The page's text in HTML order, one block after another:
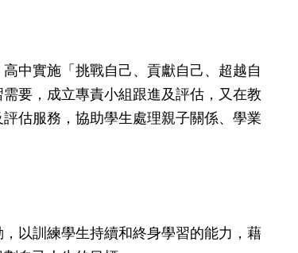
中實施「挑戰自己、貢獻自己、超越自
要，成立專責小組跟進及評估，又在教
估服務，協助學生處理親子關係、學業
以訓練學生持續和終身學習的能力，藉